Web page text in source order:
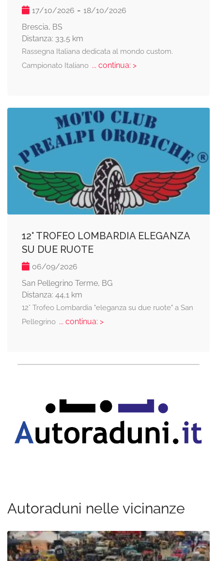
17/10/2026 - 18/10/2026
Brescia, BS
Distanza: 33,5 km
Rassegna Italiana dedicata al mondo custom.
Campionato Italiano... continua: >
12° TROFEO LOMBARDIA ELEGANZA
SU DUE RUOTE
06/09/2026
San Pellegrino Terme, BG
Distanza: 44,1 km
12° Trofeo Lombardia "eleganza su due ruote" a San
Pellegrino... continua: >
Autoraduni nelle vicinanze